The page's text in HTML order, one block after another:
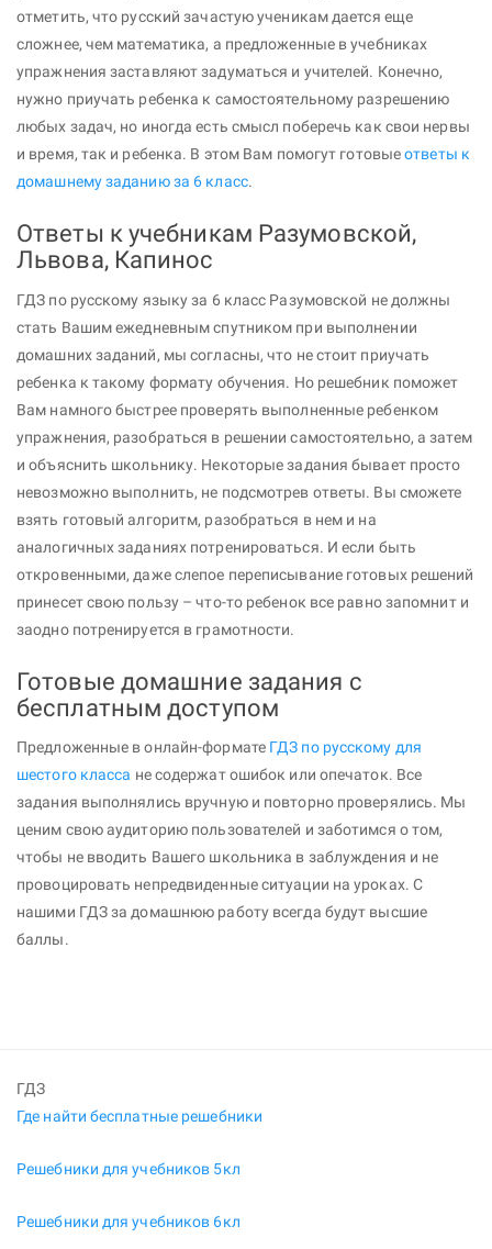
отметить, что русский зачастую ученикам дается еще
сложнее, чем математика, а предложенные в учебниках
упражнения заставляют задуматься и учителей. Конечно,
нужно приучать ребенка к самостоятельному разрешению
любых задач, но иногда есть смысл поберечь как свои нервы
и время, так и ребенка. В этом Вам помогут готовыеответы к
домашнему заданию за 6 класс.
Ответы к учебникам Разумовской,
Львова, Капинос
ГДЗ по русскому языку за 6 класс Разумовской не должны
стать Вашим ежедневным спутником при выполнении
домашних заданий, мы согласны, что не стоит приучать
ребенка к такому формату обучения. Но решебник поможет
Вам намного быстрее проверять выполненные ребенком
упражнения, разобраться в решении самостоятельно, а затем
и объяснить школьнику. Некоторые задания бывает просто
невозможно выполнить, не подсмотрев ответы. Вы сможете
взять готовый алгоритм, разобраться в нем и на
аналогичных заданиях потренироваться. И если быть
откровенными, даже слепое переписывание готовых решений
принесет свою пользу – что-то ребенок все равно запомнит и
заодно потренируется в грамотности.
Готовые домашние задания с
бесплатным доступом
Предложенные в онлайн-формате ГДЗ по русскому для
шестого класса не содержат ошибок или опечаток. Все
задания выполнялись вручную и повторно проверялись. Мы
ценим свою аудиторию пользователей и заботимся о том,
чтобы не вводить Вашего школьника в заблуждения и не
провоцировать непредвиденные ситуации на уроках. С
нашими ГДЗ за домашнюю работу всегда будут высшие
баллы.
ГДЗ
Где найти бесплатные решебники
Решебники для учебников 5кл
Решебники для учебников 6кл